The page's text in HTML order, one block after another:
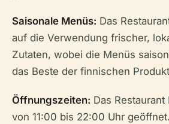
Saisonale Menüs: Das
auf die Verwendung frischer,
Zutaten, wobei die Menüs
das Beste der finnischen
Öffnungszeiten: Das
von 11:00 bis 22:00 Uhr